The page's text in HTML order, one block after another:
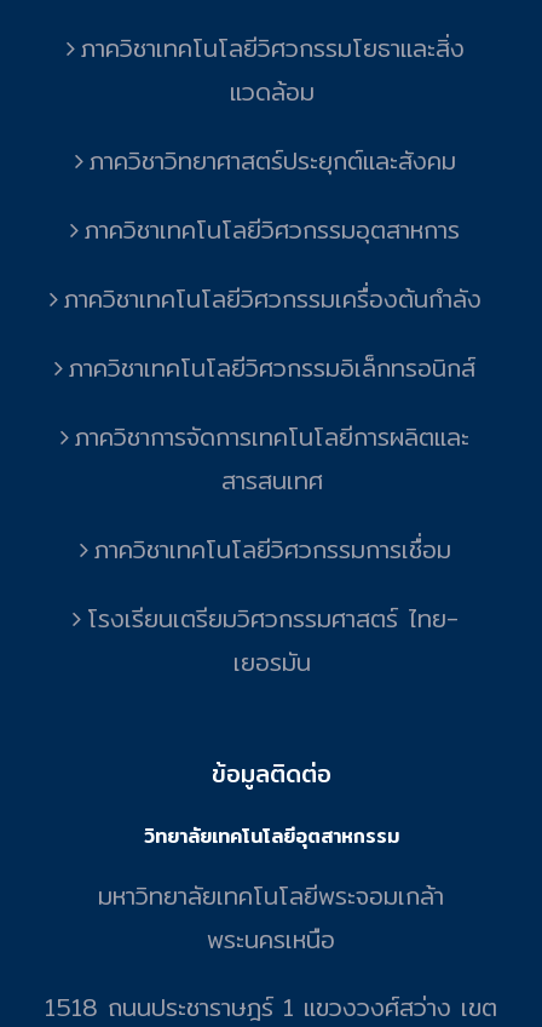
ภาควิชาเทคโนโลยีวิศวกรรมโยธาและสิ่ง
แวดล้อม
ภาควิชาวิทยาศาสตร์ประยุกต์และสังคม
ภาควิชาเทคโนโลยีวิศวกรรมอุตสาหการ
ภาควิชาเทคโนโลยีวิศวกรรมเครื่องต้นกำลัง
ภาควิชาเทคโนโลยีวิศวกรรมอิเล็กทรอนิกส์
ภาควิชาการจัดการเทคโนโลยีการผลิตและ
สารสนเทศ
ภาควิชาเทคโนโลยีวิศวกรรมการเชื่อม
โรงเรียนเตรียมวิศวกรรมศาสตร์ ไทย-
เยอรมัน
ข้อมูลติดต่อ
วิทยาลัยเทคโนโลยีอุตสาหกรรม
มหาวิทยาลัยเทคโนโลยีพระจอมเกล้า
พระนครเหนือ
1518 ถนนประชาราษฎร์ 1 แขวงวงศ์สว่าง เขต